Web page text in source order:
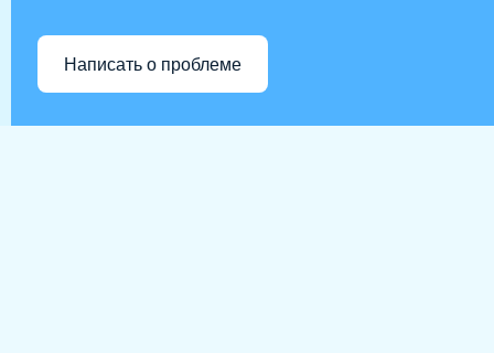
Написать о проблеме